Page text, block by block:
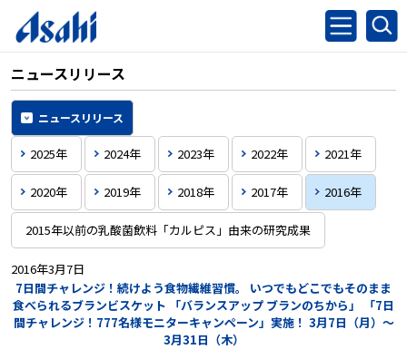
ニュースリリース
ニュースリリース
2025年 2024年 2023年 2022年 2021年
2020年 2019年 2018年 2017年 2016年
2015年以前の乳酸菌飲料「カルピス」由来の研究成果
2016年3月7日
7日間チャレンジ！続けよう食物繊維習慣。
いつでもどこでもそのまま
食べられるブランビスケット 「バランスアップ ブランのちから」
「7日
間チャレンジ！777名様モニターキャンペーン」実施！ 3月7日（月）～
3月31日（木）